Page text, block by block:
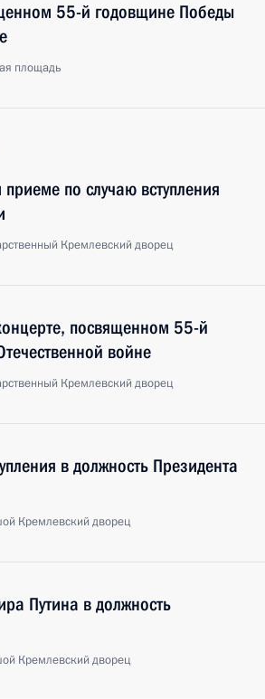
55-й годовщине Победы
площадь
по случаю вступления
Кремлевский дворец
посвященном 55-й
войне
Кремлевский дворец
в должность Президента
Кремлевский дворец
Путина в должность
Кремлевский дворец